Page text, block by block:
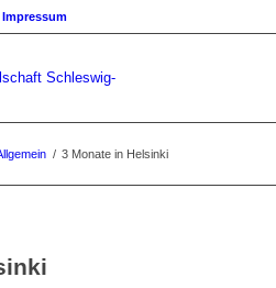
Impressum
/ 3 Monate in Helsinki